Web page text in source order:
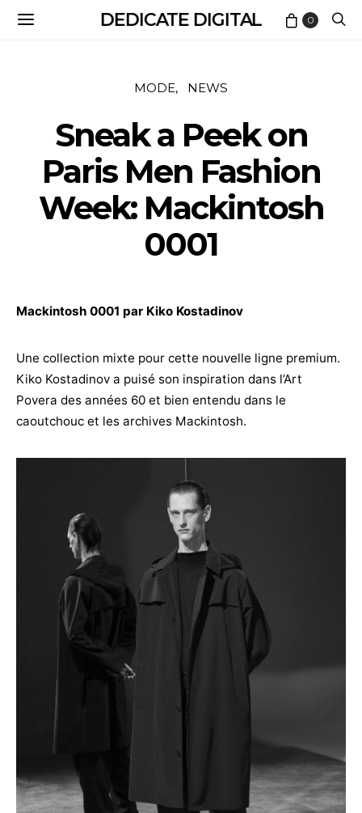
DEDICATE DIGITAL 0
MODE NEWS
Sneak a Peek on
Paris Men Fashion
Week: Mackintosh
0001
Mackintosh 0001 par Kiko Kostadinov
Une collection mixte pour cette nouvelle ligne premium.
Kiko Kostadinov a puisé son inspiration dans l’Art
Povera des années 60 et bien entendu dans le
caoutchouc et les archives Mackintosh.